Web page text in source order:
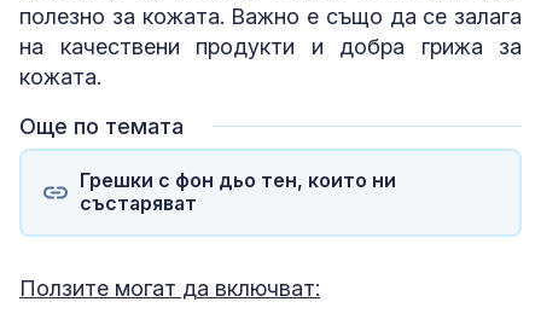
полезно за кожата. Важно е също да се залага
на качествени продукти и добра грижа за
кожата.
Още по темата
Грешки с фон дьо тен, които ни
състаряват
Ползите могат да включват: